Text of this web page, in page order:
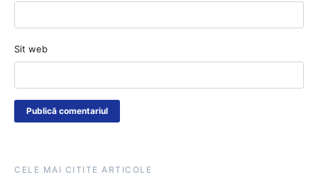
Sit web
CELE MAI CITITE ARTICOLE